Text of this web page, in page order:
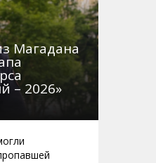
Магадана
– 2026»